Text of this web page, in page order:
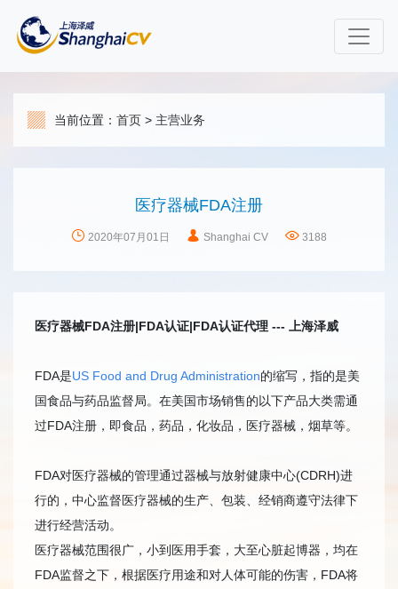
当前位置： 首页 > 主营业务
医疗器械FDA注册
2020年07月01日 Shanghai CV 3188
医疗器械FDA注册|FDA认证|FDA认证代理 --- 上海泽威
FDA是US Food and Drug Administration的缩写，指的是美
国食品与药品监督局。在美国市场销售的以下产品大类需通
过FDA注册，即食品，药品，化妆品，医疗器械，烟草等。
FDA对医疗器械的管理通过器械与放射健康中心(CDRH)进
行的，中心监督医疗器械的生产、包装、经销商遵守法律下
进行经营活动。
医疗器械范围很广，小到医用手套，大至心脏起博器，均在
FDA监督之下，根据医疗用途和对人体可能的伤害，FDA将